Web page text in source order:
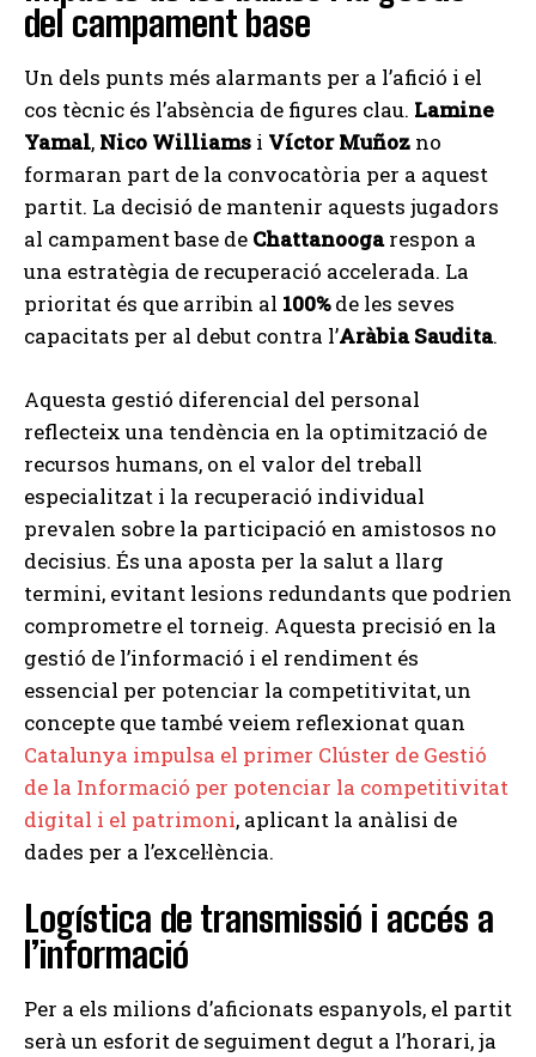
del campament base
Un dels punts més alarmants per a l’afició i el
cos tècnic és l’absència de figures clau. Lamine
Yamal, Nico Williams i Víctor Muñoz no
formaran part de la convocatòria per a aquest
partit. La decisió de mantenir aquests jugadors
al campament base de Chattanoogarespon a
una estratègia de recuperació accelerada. La
prioritat és que arribin al 100%de les seves
capacitats per al debut contra l’Aràbia Saudita.
Aquesta gestió diferencial del personal
reflecteix una tendència en la optimització de
recursos humans, on el valor del treball
especialitzat i la recuperació individual
prevalen sobre la participació en amistosos no
decisius. És una aposta per la salut a llarg
termini, evitant lesions redundants que podrien
comprometre el torneig. Aquesta precisió en la
gestió de l’informació i el rendiment és
essencial per potenciar la competitivitat, un
concepte que també veiem reflexionat quan
Catalunya impulsa el primer Clúster de Gestió
de la Informació per potenciar la competitivitat
digital i el patrimoni, aplicant la anàlisi de
dades per a l’excel·lència.
Logística de transmissió i accés a
l’informació
Per a els milions d’aficionats espanyols, el partit
serà un esforit de seguiment degut a l’horari, ja